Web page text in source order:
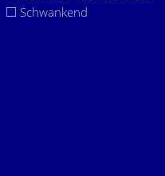
Schwankend